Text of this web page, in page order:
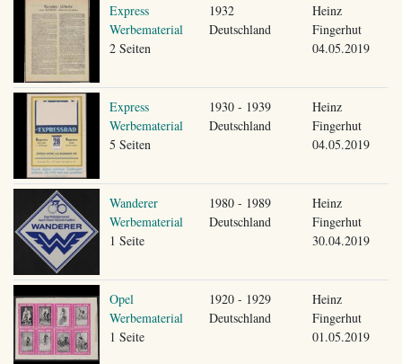
Express
Werbematerial
2 Seiten
1932
Deutschland
Heinz
Fingerhut
04.05.2019
Express
Werbematerial
5 Seiten
1930 - 1939
Deutschland
Heinz
Fingerhut
04.05.2019
Wanderer
Werbematerial
1 Seite
1980 - 1989
Deutschland
Heinz
Fingerhut
30.04.2019
Opel
Werbematerial
1 Seite
1920 - 1929
Deutschland
Heinz
Fingerhut
01.05.2019